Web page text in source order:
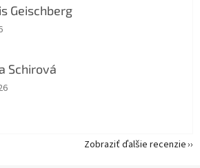
Geischberg
obchodu je 5 z 5 hviezdičiek.
Schirová
obchodu je 5 z 5 hviezdičiek.
Zobraziť ďalšie recenzie